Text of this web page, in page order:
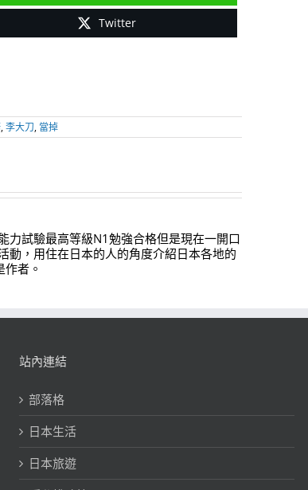
Twitter
,李大刀, 當掉
力試驗最高等級N1勉強合格但是現在一開口
動，用住在日本的人的角度介紹日本各地的
者。
站內連結
部落格
日本生活
日本旅遊